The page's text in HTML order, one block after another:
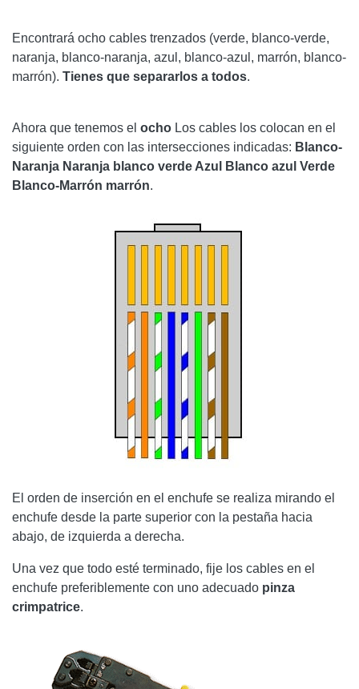
Encontrará ocho cables trenzados (verde, blanco-verde,
naranja, blanco-naranja, azul, blanco-azul, marrón, blanco-
marrón). Tienes que separarlos a todos.
Ahora que tenemos el ocho Los cables los colocan en el
siguiente orden con las intersecciones indicadas: Blanco-
Naranja Naranja blanco verde Azul Blanco azul Verde
Blanco-Marrón marrón.
El orden de inserción en el enchufe se realiza mirando el
enchufe desde la parte superior con la pestaña hacia
abajo, de izquierda a derecha.
Una vez que todo esté terminado, fije los cables en el
enchufe preferiblemente con uno adecuado pinza
crimpatrice.